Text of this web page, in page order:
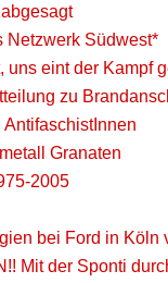
Netzwerk Südwest*
uns eint der Kampf
zu
Granaten
2005
bei Ford in
Mit der Sponti